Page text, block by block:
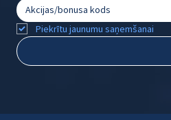
Piekrītu jaunumu saņemšanai